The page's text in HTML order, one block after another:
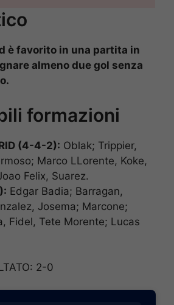
è favorito in una partita in
almeno due gol senza
formazioni
(4-4-2): Oblak; Trippier,
Marco LLorente, Koke,
Felix, Suarez.
Edgar Badia; Barragan,
Josema; Marcone;
Fidel, Tete Morente; Lucas
2-0